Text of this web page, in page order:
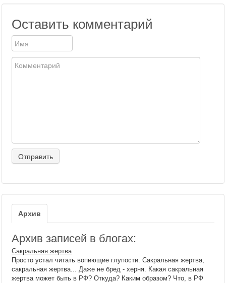
Оставить комментарий
Архив
Архив записей в блогах:
Сакральная жертва
Просто устал читать вопиющие глупости. Сакральная жертва,
сакральная жертва... Даже не бред - херня. Какая сакральная
жертва может быть в РФ? Откуда? Каким образом? Что, в РФ